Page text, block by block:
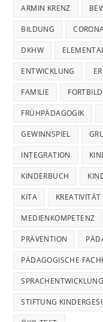
ARMIN KRENZ
BILDUNG
DKHW
ENTWICKLUNG
FAMILIE
FRÜHPÄDAGOGIK
GEWINNSPIEL
INTEGRATION
KINDERBUCH
KITA KREATIVITÄT
MEDIENKOMPETENZ
PRÄVENTION
PÄDAGOGISCHE
SPRACHENTWICKLUNG
STIFTUNG